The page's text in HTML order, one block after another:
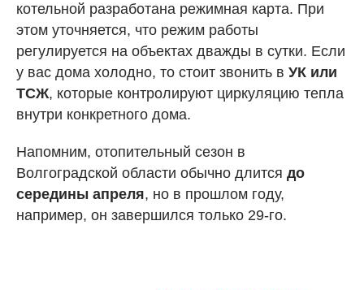
котельной разработана режимная карта. При
этом уточняется, что режим работы
регулируется на объектах дважды в сутки. Если
у вас дома холодно, то стоит звонить в УК или
ТСЖ, которые контролируют циркуляцию тепла
внутри конкретного дома.
Напомним, отопительный сезон в
Волгоградской области обычно длится до
середины апреля, но в прошлом году,
например, он завершился только 29-го.